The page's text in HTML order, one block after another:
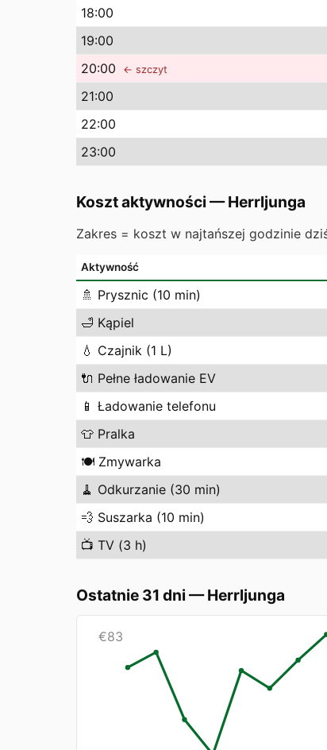
18:00
19:00
20:00 ← szczyt
21:00
22:00
23:00
Koszt aktywności —Herrljunga
Zakres = koszt w najtańszej godzinie
Aktywność
🚿 Prysznic (10 min)
🛁 Kąpiel
💧 Czajnik (1 L)
🔌 Pełne ładowanie EV
📱 Ładowanie telefonu
👕 Pralka
🍽️ Zmywarka
🧹 Odkurzanie (30 min)
💨 Suszarka (10 min)
📺 TV (3 h)
Ostatnie 31 dni —Herrljunga
€83